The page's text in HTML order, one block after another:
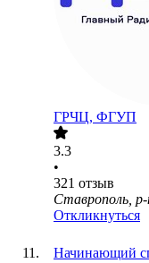
ГРЧЦ, ФГУП
3.3
•
321 отзыв
Ставрополь,
Откликнуться
Начинающий